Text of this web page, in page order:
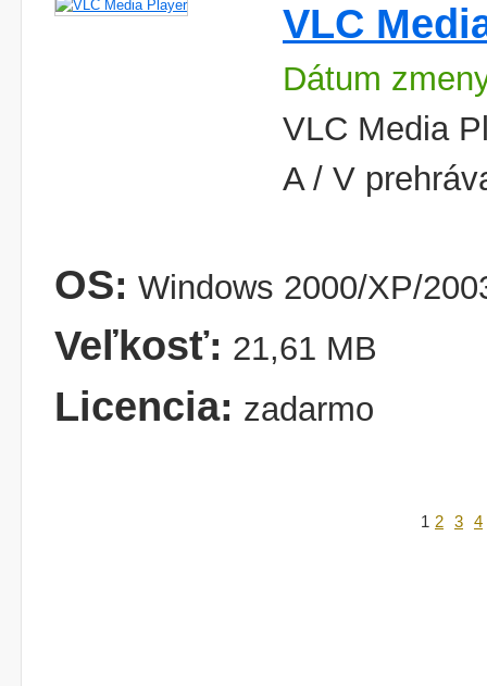
VLC
Dátum
VLC Media
A / V
OS: Windows 2000/XP/
Veľkosť: 21,61 MB
Licencia: zadarmo
1 2 3 4